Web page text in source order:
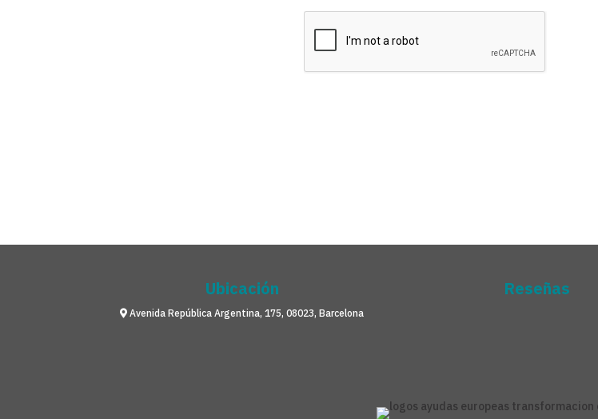
Ubicación
Avenida República Argentina, 175, 08023, Barcelona
Reseñas